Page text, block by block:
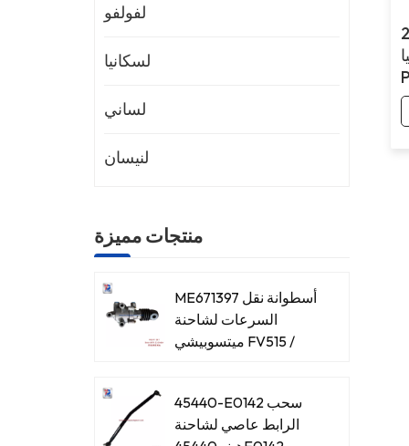
لفولفو
لسكانيا
لساني
لنيسان
منتجات مميزة
ME671397 أسطوانة نقل
السرعات لشاحنة
ميتسوبيشي FV515 /
45440-E0142 سحب
الرابط عاصي لشاحنة